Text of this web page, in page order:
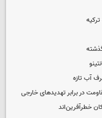
آب تازه
در برابر تهدیدهای خارجی
خطرآفرین‌اند